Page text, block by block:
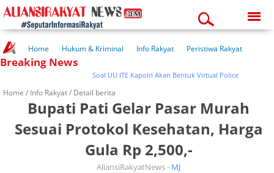
02:17:29 am
Home Hukum & Kriminal Info Rakyat
Peristiwa Rakyat
Kuliner Rakyat
Wisata Rakyat
Kesehatan
Breaking News
Soal UU ITE Kapolri Akan Bentuk Virtual Police
Home / Info Rakyat/ Detail berita
Bupati Pati Gelar Pasar Murah
Sesuai Protokol Kesehatan, Harga
Gula Rp 2,500,-
AliansiRakyatNews - MJ